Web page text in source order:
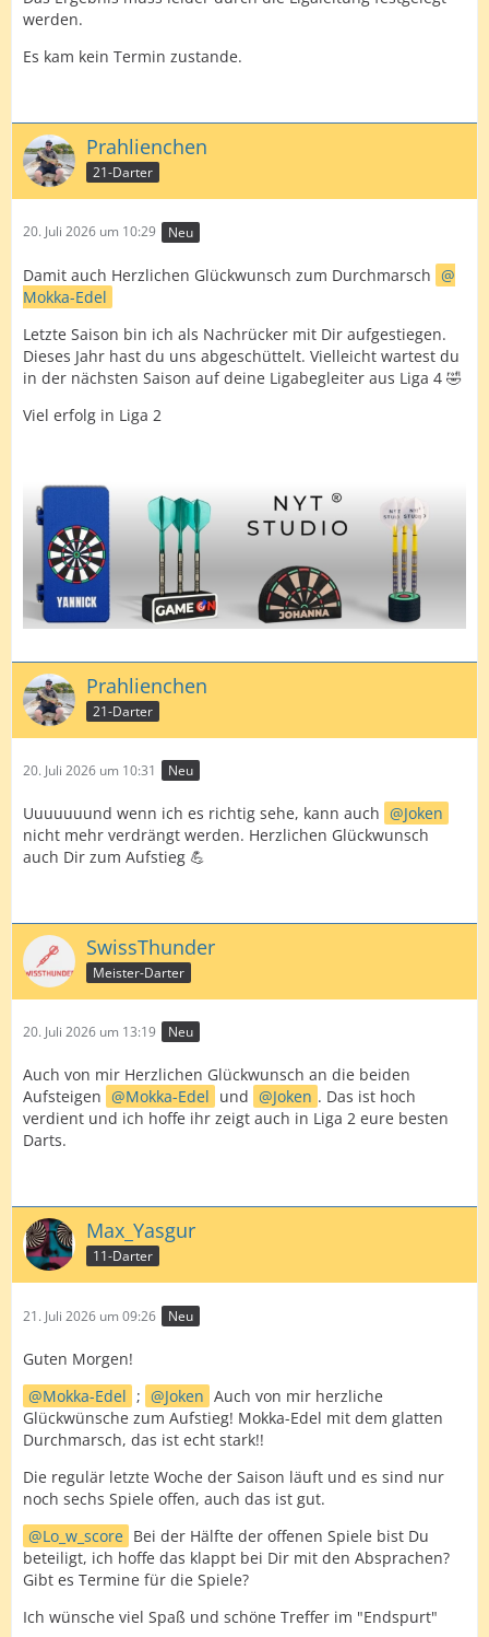
werden.
Es kam kein Termin zustande.
Prahlienchen
21-Darter
20. Juli 2026 um 10:29 Neu
Damit auch Herzlichen Glückwunsch zum Durchmarsch
Mokka-Edel
Letzte Saison bin ich als Nachrücker mit Dir aufgestiegen.
Dieses Jahr hast du uns abgeschüttelt. Vielleicht wartest du
in der nächsten Saison auf deine Ligabegleiter aus Liga 4 🤣
Viel erfolg in Liga 2
Prahlienchen
21-Darter
20. Juli 2026 um 10:31 Neu
Uuuuuuund wenn ich es richtig sehe, kann auch
Joken
nicht mehr verdrängt werden. Herzlichen Glückwunsch
auch Dir zum Aufstieg 💪
SwissThunder
Meister-Darter
20. Juli 2026 um 13:19 Neu
Auch von mir Herzlichen Glückwunsch an die beiden
Aufsteigen
Mokka-Edel und Joken . Das ist hoch
verdient und ich hoffe ihr zeigt auch in Liga 2 eure besten
Darts.
Max_Yasgur
11-Darter
21. Juli 2026 um 09:26 Neu
Guten Morgen!
Mokka-Edel ; Joken Auch von mir herzliche
Glückwünsche zum Aufstieg! Mokka-Edel mit dem glatten
Durchmarsch, das ist echt stark!!
Die regulär letzte Woche der Saison läuft und es sind nur
noch sechs Spiele offen, auch das ist gut.
Lo_w_score Bei der Hälfte der offenen Spiele bist Du
beteiligt, ich hoffe das klappt bei Dir mit den Absprachen?
Gibt es Termine für die Spiele?
Ich wünsche viel Spaß und schöne Treffer im "Endspurt"